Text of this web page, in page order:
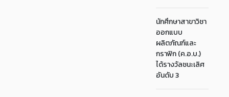
นักศึกษาสาขาวิชา
ออกแบบ
ผลิตภัณฑ์และ
กราฟิก (ค.อ.บ.)
ได้รางวัลชนะเลิศ
อันดับ 3